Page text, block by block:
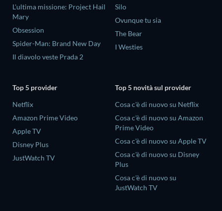
L'ultima missione: Project Hail
Mary
Obsession
Spider-Man: Brand New Day
Il diavolo veste Prada 2
Silo
Ovunque tu sia
The Bear
I Westies
Top 5 provider
Netflix
Amazon Prime Video
Apple TV
Disney Plus
JustWatch TV
Top 5 novità sul provider
Cosa c'è di nuovo su Netflix
Cosa c'è di nuovo su Amazon
Prime Video
Cosa c'è di nuovo su Apple TV
Cosa c'è di nuovo su Disney
Plus
Cosa c'è di nuovo su
JustWatch TV